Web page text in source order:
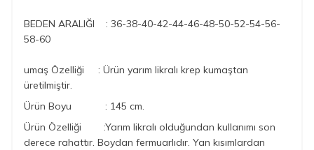
BEDEN ARALIĞI : 36-38-40-42-44-46-48-50-52-54-56-
58-60
umaş Özelliği : Ürün yarım likralı krep kumaştan
üretilmiştir.
Ürün Boyu : 145 cm.
Ürün Özelliği :Yarım likralı olduğundan kullanımı son
derece rahattır. Boydan fermuarlıdır. Yan kısımlardan